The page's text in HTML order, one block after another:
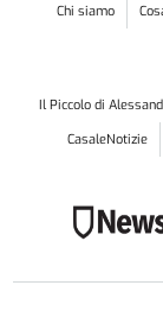
Chi siamo
Il Piccolo di
CasaleNotizie